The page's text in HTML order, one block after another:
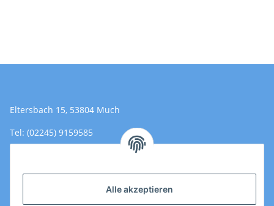
Alle akzeptieren
Eltersbach 15, 53804 Much
Tel: (02245) 9159585
Email: Kontakt@toromedical.de
Öffnungszeiten (Mo-Fr.) 8:00 - 17:00